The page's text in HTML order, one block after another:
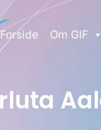
Forside Om GIF